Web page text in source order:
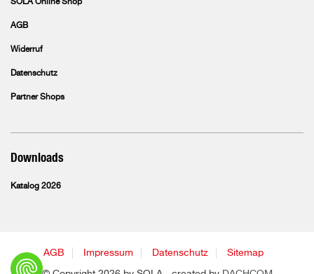
SOLA Online Shop
AGB
Widerruf
Datenschutz
Partner Shops
Downloads
Katalog 2026
AGB Impressum Datenschutz Sitemap